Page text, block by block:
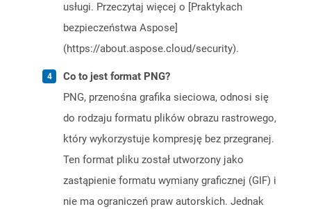
usługi. Przeczytaj więcej o [Praktykach
bezpieczeństwa Aspose]
(https://about.aspose.cloud/security).
Co to jest format PNG?
PNG, przenośna grafika sieciowa, odnosi się
do rodzaju formatu plików obrazu rastrowego,
który wykorzystuje kompresję bez przegranej.
Ten format pliku został utworzony jako
zastąpienie formatu wymiany graficznej (GIF) i
nie ma ograniczeń praw autorskich. Jednak